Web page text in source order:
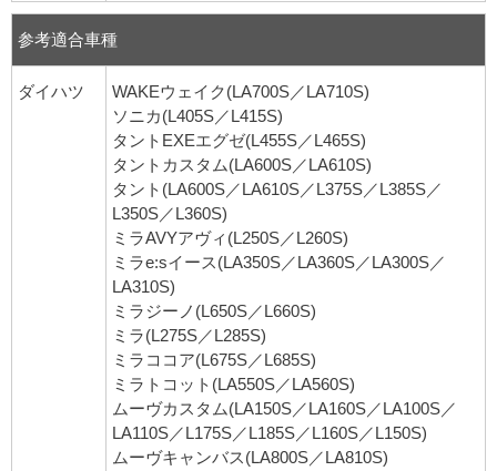
参考適合車種
ダイハツ
WAKEウェイク(LA700S／LA710S)
ソニカ(L405S／L415S)
タントEXEエグゼ(L455S／L465S)
タントカスタム(LA600S／LA610S)
タント(LA600S／LA610S／L375S／L385S／
L350S／L360S)
ミラAVYアヴィ(L250S／L260S)
ミラe:sイース(LA350S／LA360S／LA300S／
LA310S)
ミラジーノ(L650S／L660S)
ミラ(L275S／L285S)
ミラココア(L675S／L685S)
ミラトコット(LA550S／LA560S)
ムーヴカスタム(LA150S／LA160S／LA100S／
LA110S／L175S／L185S／L160S／L150S)
ムーヴキャンバス(LA800S／LA810S)